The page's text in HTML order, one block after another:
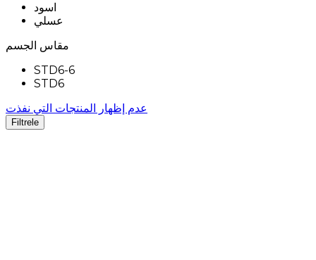
اسود
عسلي
مقاس الجسم
STD6-6
STD6
عدم إظهار المنتجات التي نفذت
Filtrele